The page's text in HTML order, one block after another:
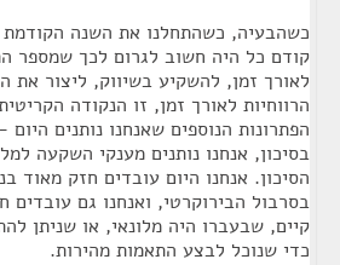
כשהבעיה, כשהתחלנו את השנה
קודם כל היה חשוב לגרום לכך שמספר
לאורך זמן, להשקיע בשיווק, ליצור את
הרווחיות לאורך זמן, זו הנקודה
הפתרונות הנוספים שאנחנו נותנים
בסיכון, אנחנו נותנים מענקי השקעה
הסיכון. אנחנו היום עובדים חזק מאוד
בסרבול הבירוקרטי, ואנחנו גם
קיים, שבעברו היה מלונאי, או שניתן
כדי שנוכל לבצע התאמות מהירות.